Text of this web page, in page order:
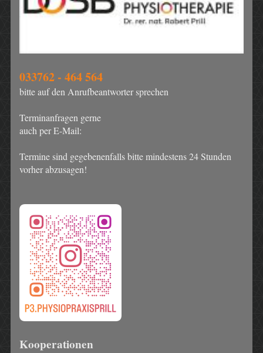
033762 - 464 564
bitte auf den Anrufbeantworter sprechen
Terminanfragen gerne
auch per E-Mail:
Termine sind gegebenenfalls bitte mindestens 24 Stunden
vorher abzusagen!
Kooperationen